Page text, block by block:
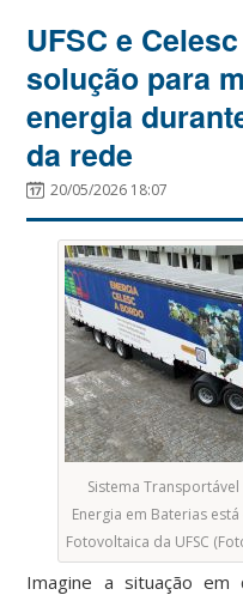
UFSC e
solução para
energia
da rede
20/05/2026 18:07
Sistema
Energia em Baterias
Fotovoltaica da UFSC
Imagine a situação